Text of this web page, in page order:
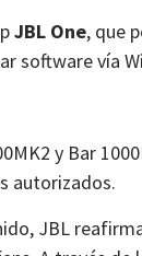
JBL One, que
software vía
y Bar
autorizados.
JBL